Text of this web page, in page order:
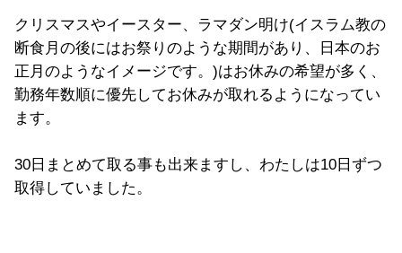
クリスマスやイースター、ラマダン明け(イスラム教の
断食月の後にはお祭りのような期間があり、日本のお
正月のようなイメージです。)はお休みの希望が多く、
勤務年数順に優先してお休みが取れるようになってい
ます。
30日まとめて取る事も出来ますし、わたしは10日ずつ
取得していました。